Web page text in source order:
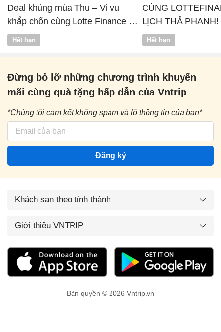
Deal khủng mùa Thu – Vi vu
khắp chốn cùng Lotte Finance x
Vntrip
Hết hạn
CÙNG
LỊCH THẢ PHANH!
Hết hạn
Đừng bỏ lỡ những chương trình khuyến
mãi cùng quà tặng hấp dẫn của Vntrip
*Chúng tôi cam kết không spam và lộ thông tin của bạn*
Đăng ký
Khách sạn theo tỉnh thành
Giới thiệu VNTRIP
Bản quyền © 2026 Vntrip.vn